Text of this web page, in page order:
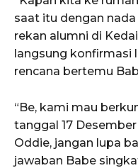
saat itu dengan
rekan alumni di
langsung konfirmasi
rencana bertemu
“Be, kami mau
tanggal 17
Oddie, jangan lupa
jawaban Babe